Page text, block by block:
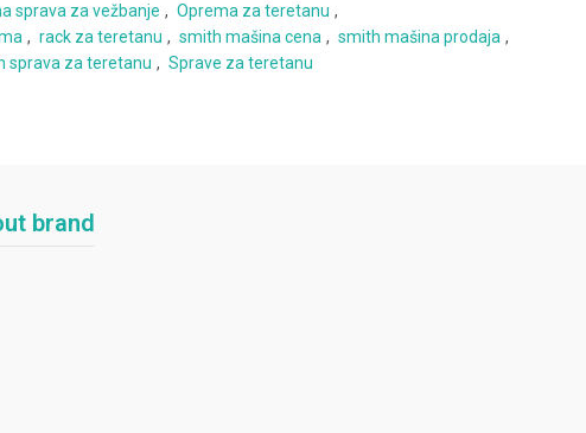
sprava za vežbanje , Oprema za teretanu ,
, rack za teretanu , smith mašina cena , smith mašina prodaja ,
sprava za teretanu , Sprave za teretanu
brand